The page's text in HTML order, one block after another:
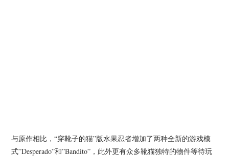
与原作相比，“穿靴子的猫”版水果忍者增加了两种全新的游戏模
式”Desperado”和”Bandito”，此外更有众多靴猫独特的物件等待玩